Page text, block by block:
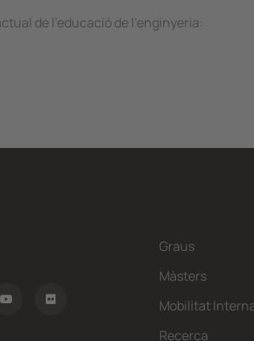
de l’educació de l’enginyeria:
Graus
Màsters
Mobilitat
Recerca